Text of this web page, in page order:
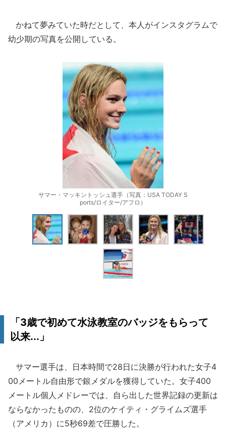
かねて夢みていた時だとして、本人がインスタグラムで
幼少期の写真を公開している。
サマー・マッキントッシュ選手（写真：USA TODAY S
ports/ロイター/アフロ）
「3歳で初めて水泳教室のバッジをもらって
以来...」
サマー選手は、日本時間で28日に決勝が行われた女子4
00メートル自由形で銀メダルを獲得していた。女子400
メートル個人メドレーでは、自ら出した世界記録の更新は
ならなかったものの、2位のケイティ・グライムズ選手
（アメリカ）に5秒69差で圧勝した。